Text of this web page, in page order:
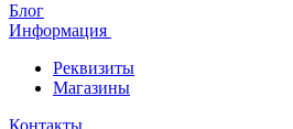
Блог
Информация
Реквизиты
Магазины
Контакты